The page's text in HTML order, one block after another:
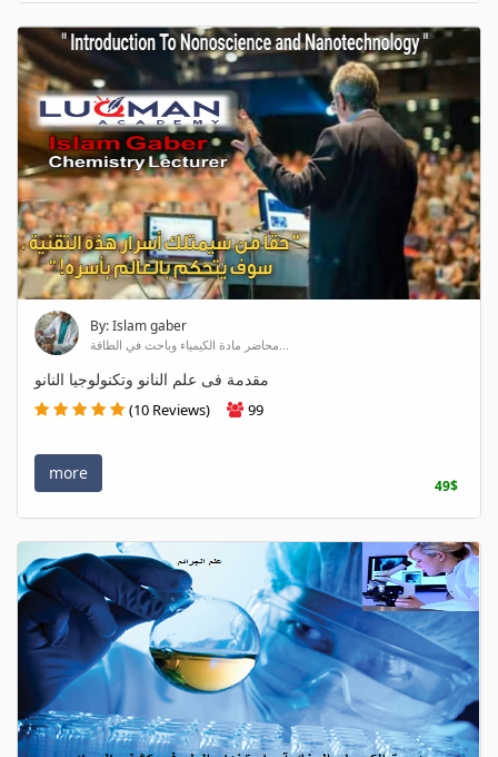
By: Islam gaber
محاضر مادة الكيمياء وباحث في الطاقة...
مقدمة فى علم النانو وتكنولوجيا النانو
(10 Reviews) 99
more
49$